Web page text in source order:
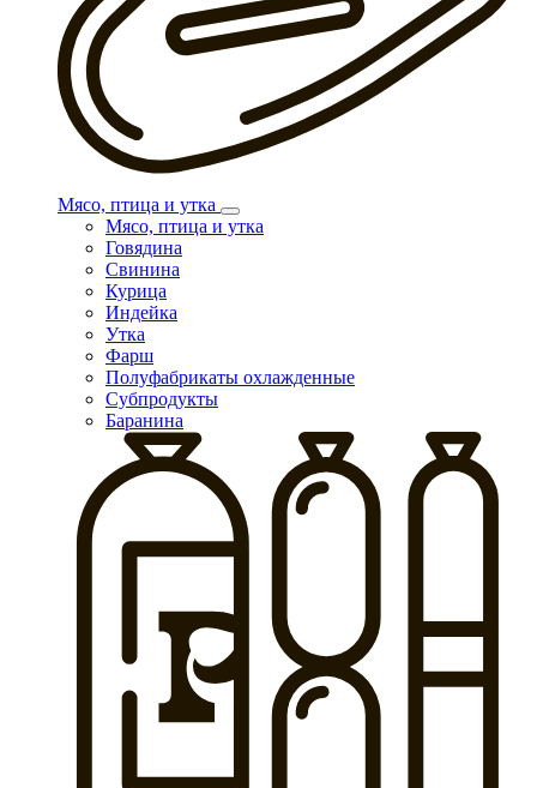
Мясо, птица и утка
Мясо, птица и утка
Говядина
Свинина
Курица
Индейка
Утка
Фарш
Полуфабрикаты охлажденные
Субпродукты
Баранина